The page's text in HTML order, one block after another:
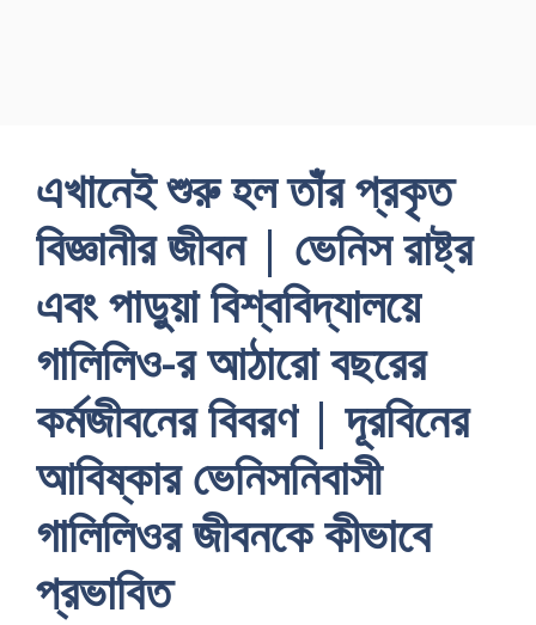
এখানেই শুরু হল তাঁর প্রকৃত
বিজ্ঞানীর জীবন | ভেনিস রাষ্ট্র
এবং পাড়ুয়া বিশ্ববিদ্যালয়ে
গালিলিও-র আঠারাে বছরের
কর্মজীবনের বিবরণ | দূরবিনের
আবিষ্কার ভেনিসনিবাসী
গালিলিওর জীবনকে কীভাবে
প্রভাবিত